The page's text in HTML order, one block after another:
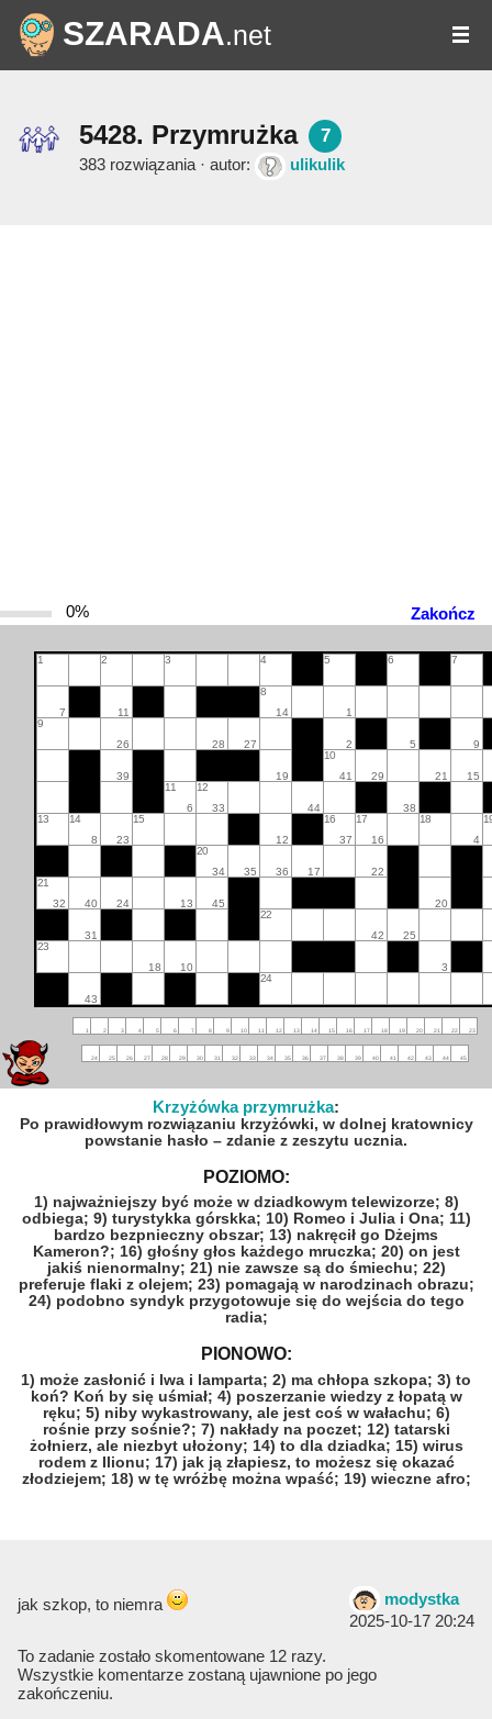
SZARADA.net
5428. Przymrużka 7
383 rozwiązania · autor: ulikulik
Zakończ
0%
1 2 3 4 5 6 7
7 11
8
14 1
9
26 28 27 2 5 9
39 19
10
41 29 21 15
11
6
12
33 44 38
13 14
8 23
15
12
16
37
17
16
18
4
20
34 35 36 17 22
21
32 40 24 13 45 20
31
22
42 25
23
18 10 3
43
24
1 2 3 4 5 6 7 8 9 10 11 12 13 14 15 16 17 18 19 20 21 22 23
24 25 26 27 28 29 30 31 32 33 34 35 36 37 38 39 40 41 42 43 44 45
Krzyżówka przymrużka:
Po prawidłowym rozwiązaniu krzyżówki, w dolnej kratownicy
powstanie hasło – zdanie z zeszytu ucznia.
POZIOMO:
1) najważniejszy być może w dziadkowym telewizorze; 8)
odbiega; 9) turystykka górskka; 10) Romeo i Julia i Ona; 11)
bardzo bezpnieczny obszar; 13) nakręcił go Dżejms
Kameron?; 16) głośny głos każdego mruczka; 20) on jest
jakiś nienormalny; 21) nie zawsze są do śmiechu; 22)
preferuje flaki z olejem; 23) pomagają w narodzinach obrazu;
24) podobno syndyk przygotowuje się do wejścia do tego
radia;
PIONOWO:
1) może zasłonić i lwa i lamparta; 2) ma chłopa szkopa; 3) to
koń? Koń by się uśmiał; 4) poszerzanie wiedzy z łopatą w
ręku; 5) niby wykastrowany, ale jest coś w wałachu; 6)
rośnie przy sośnie?; 7) nakłady na poczet; 12) tatarski
żołnierz, ale niezbyt ułożony; 14) to dla dziadka; 15) wirus
rodem z Ilionu; 17) jak ją złapiesz, to możesz się okazać
złodziejem; 18) w tę wróżbę można wpaść; 19) wieczne afro;
modystka
2025-10-17 20:24
jak szkop, to niemra
To zadanie zostało skomentowane 12 razy.
Wszystkie komentarze zostaną ujawnione po jego
zakończeniu.